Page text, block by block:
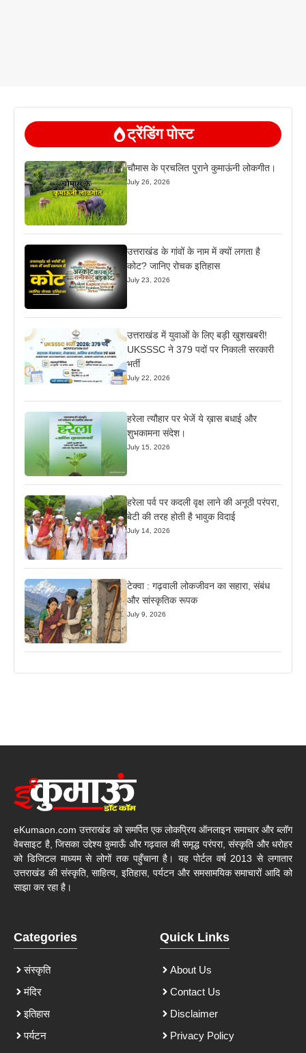
ट्रेंडिंग पोस्ट
चौमास के प्रचलित पुराने कुमाऊंनी लोकगीत।
July 26, 2026
उत्तराखंड के गांवों के नाम में क्यों लगता है
कोट? जानिए रोचक इतिहास
July 23, 2026
उत्तराखंड में युवाओं के लिए बड़ी खुशखबरी!
UKSSSC ने 379 पदों पर निकाली सरकारी
भर्ती
July 22, 2026
हरेला त्यौहार पर भेजें ये ख़ास बधाई और
शुभकामना संदेश।
July 15, 2026
हरेला पर्व पर कदली वृक्ष लाने की अनूठी परंपरा,
बेटी की तरह होती है भावुक विदाई
July 14, 2026
टेक्वा : गढ़वाली लोकजीवन का सहारा, संबंध
और सांस्कृतिक रूपक
July 9, 2026
eKumaon.com उत्तराखंड को समर्पित एक लोकप्रिय ऑनलाइन समाचार और ब्लॉग
वेबसाइट है, जिसका उद्देश्य कुमाऊँ और गढ़वाल की समृद्ध परंपरा, संस्कृति और धरोहर
को डिजिटल माध्यम से लोगों तक पहुँचाना है। यह पोर्टल वर्ष 2013 से लगातार
उत्तराखंड की संस्कृति, साहित्य, इतिहास, पर्यटन और समसामयिक समाचारों आदि को
साझा कर रहा है।
Categories
संस्कृति
मंदिर
इतिहास
पर्यटन
Quick Links
About Us
Contact Us
Disclaimer
Privacy Policy